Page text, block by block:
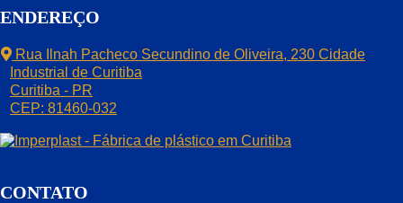
ENDEREÇO
Rua Ilnah Pacheco Secundino de Oliveira, 230 Cidade
Industrial de Curitiba
Curitiba - PR
CEP: 81460-032
CONTATO